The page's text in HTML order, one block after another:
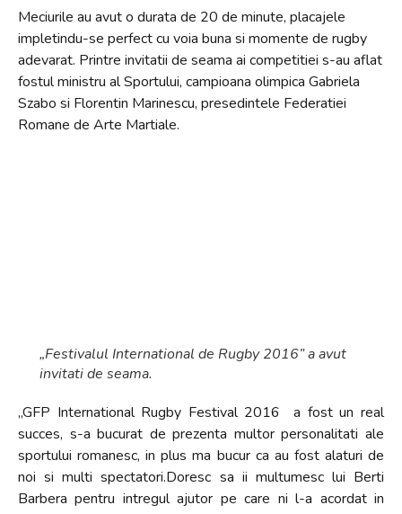
Meciurile au avut o durata de 20 de minute, placajele
impletindu-se perfect cu voia buna si momente de rugby
adevarat. Printre invitatii de seama ai competitiei s-au aflat
fostul ministru al Sportului, campioana olimpica Gabriela
Szabo si Florentin Marinescu, presedintele Federatiei
Romane de Arte Martiale.
„Festivalul International de Rugby 2016” a avut
invitati de seama.
„GFP International Rugby Festival 2016 a fost un real
succes, s-a bucurat de prezenta multor personalitati ale
sportului romanesc, in plus ma bucur ca au fost alaturi de
noi si multi spectatori.Doresc sa ii multumesc lui Berti
Barbera pentru intregul ajutor pe care ni l-a acordat in